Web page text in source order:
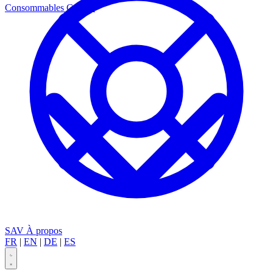
SAV À propos
FR | EN | DE | ES
Consommables Consos